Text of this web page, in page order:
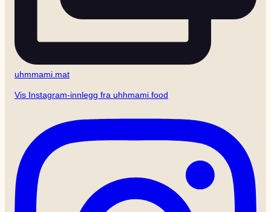
uhmmami.mat
Vis Instagram-innlegg fra uhhmami.food